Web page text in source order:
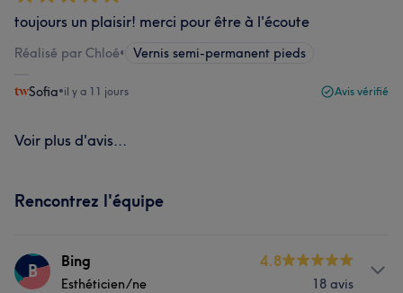
toujours un plaisir! merci pour être à l'écoute
Réalisé par Chloé• Vernis semi-permanent pieds
Sofia•il y a 11 jours Avis vérifié
Voir plus d'avis...
Rencontrez l'équipe
B Bing
Esthéticien/ne
4.8
18 avis